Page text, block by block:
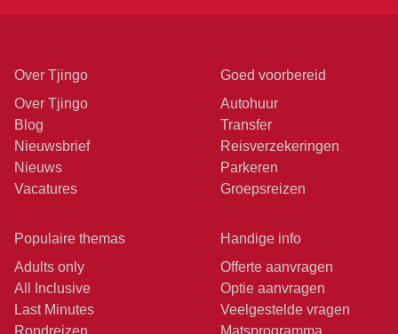
Over Tjingo
Over Tjingo
Blog
Nieuwsbrief
Nieuws
Vacatures
Goed voorbereid
Autohuur
Transfer
Reisverzekeringen
Parkeren
Groepsreizen
Populaire themas
Adults only
All Inclusive
Last Minutes
Rondreizen
Handige info
Offerte aanvragen
Optie aanvragen
Veelgestelde vragen
Matsprogramma